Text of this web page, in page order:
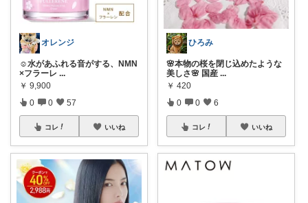
オレンジ
☺️水があふれる音がする、NMN
×フラーレ ...
￥ 9,900
0 0 57
コレ いいね
ひろみ
🌸本物の桜を閉じ込めたような
美しさ🌸 国産 ...
￥ 420
0 0 6
コレ いいね